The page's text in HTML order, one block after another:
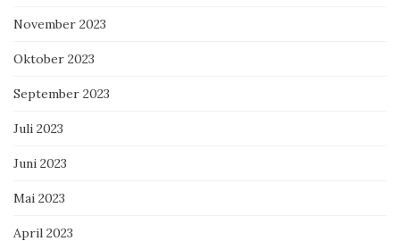
November 2023
Oktober 2023
September 2023
Juli 2023
Juni 2023
Mai 2023
April 2023